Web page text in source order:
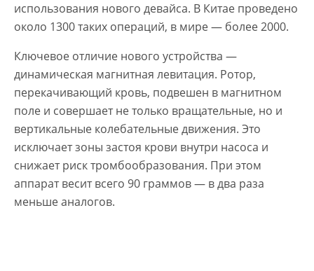
использования нового девайса. В Китае проведено
около 1300 таких операций, в мире — более 2000.
Ключевое отличие нового устройства —
динамическая магнитная левитация. Ротор,
перекачивающий кровь, подвешен в магнитном
поле и совершает не только вращательные, но и
вертикальные колебательные движения. Это
исключает зоны застоя крови внутри насоса и
снижает риск тромбообразования. При этом
аппарат весит всего 90 граммов — в два раза
меньше аналогов.